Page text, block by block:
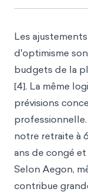
Les
d'optimisme
budgets de la
[4]. La même
prévisions
notre retraite à
ans de congé
Selon Aegon,
contribue